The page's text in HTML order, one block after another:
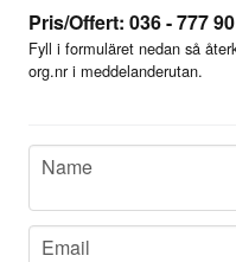
Pris/Offert: 036 - 777
Fyll i formuläret nedan så
org.nr i meddelanderutan.
name
Name
email
Email